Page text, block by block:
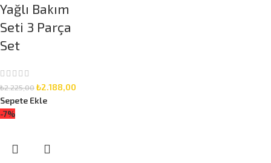
Yağlı Bakım
Seti 3 Parça
Set
₺2.225,00₺2.188,00
Sepete Ekle
-7%